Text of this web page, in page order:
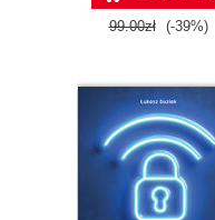
99.00zł (-39%)